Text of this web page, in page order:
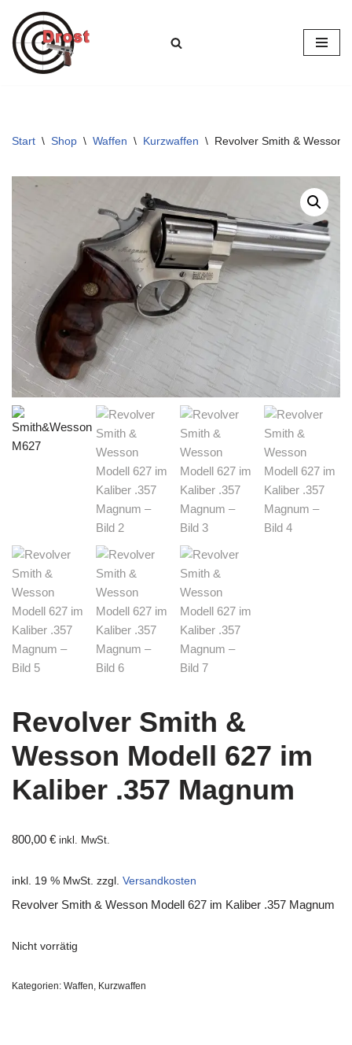
Zum
Inhalt
Start \ Shop \ Waffen \ Kurzwaffen \ Revolver Smith & Wesson
Revolver Smith &
Wesson Modell 627 im
Kaliber .357 Magnum
800,00 € inkl. MwSt.
inkl. 19 % MwSt. zzgl. Versandkosten
Revolver Smith & Wesson Modell 627 im Kaliber .357 Magnum
Nicht vorrätig
Kategorien: Waffen, Kurzwaffen